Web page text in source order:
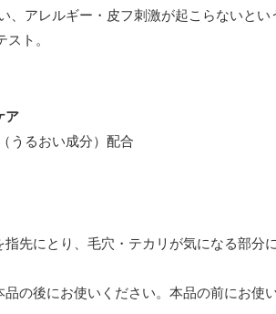
アレルギー・皮フ刺激が起こらないとい
ト。
ア
うるおい成分）配合
先にとり、毛穴・テカリが気になる部
の後にお使いください。本品の前にお使